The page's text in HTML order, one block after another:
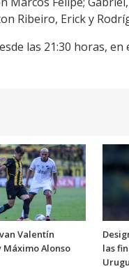
Ribeiro, Erick y
las 21:30 horas, en
Valentín
Máximo Alonso
las